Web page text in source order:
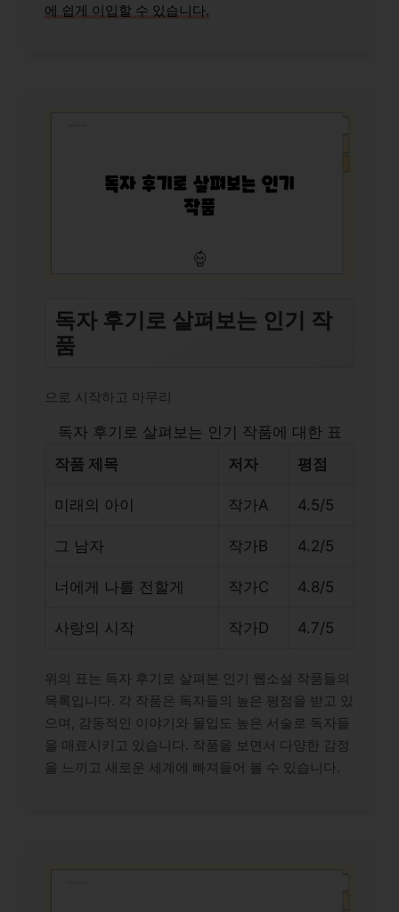
에 쉽게 이입할 수 있습니다.
독자 후기로 살펴보는 인기 작
품
으로 시작하고 마무리
독자 후기로 살펴보는 인기 작품에 대한 표
작품 제목
저자 평점
미래의 아이 작가A 4.5/5
그 남자 작가B 4.2/5
너에게 나를 전할게 작가C 4.8/5
사랑의 시작 작가D 4.7/5
위의 표는 독자 후기로 살펴본 인기 웹소설 작품들의
목록입니다. 각 작품은 독자들의 높은 평점을 받고 있
으며, 감동적인 이야기와 몰입도 높은 서술로 독자들
을 매료시키고 있습니다. 작품을 보면서 다양한 감정
을 느끼고 새로운 세계에 빠져들어 볼 수 있습니다.